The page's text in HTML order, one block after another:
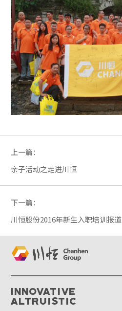
上一篇：
亲子活动之走进川恒
下一篇：
川恒股份2016年新生入职培训报道
Innovative
Altruistic